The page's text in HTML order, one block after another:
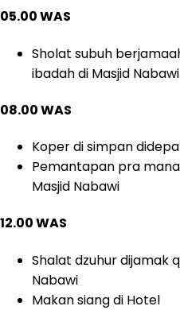
05.00 WAS
Sholat subuh
ibadah di Masjid Nabawi
08.00 WAS
Koper di simpan
Pemantapan pra
Masjid Nabawi
12.00 WAS
Shalat dzuhur dijamak
Nabawi
Makan siang di Hotel